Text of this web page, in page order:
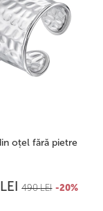
oțel fără pietre
LEI 490LEI -20%